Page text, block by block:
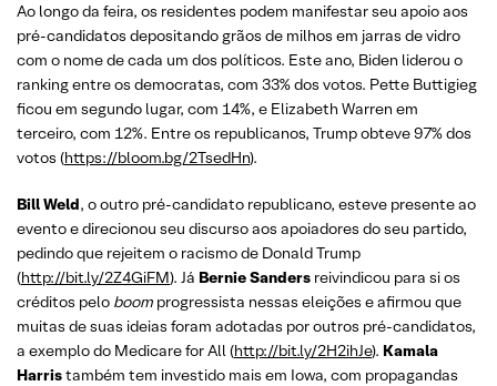
Ao longo da feira, os residentes podem manifestar seu apoio aos
pré-candidatos depositando grãos de milhos em jarras de vidro
com o nome de cada um dos políticos. Este ano, Biden liderou o
ranking entre os democratas, com 33% dos votos. Pette Buttigieg
ficou em segundo lugar, com 14%, e Elizabeth Warren em
terceiro, com 12%. Entre os republicanos, Trump obteve 97% dos
votos (https://bloom.bg/2TsedHn).
Bill Weld, o outro pré-candidato republicano, esteve presente ao
evento e direcionou seu discurso aos apoiadores do seu partido,
pedindo que rejeitem o racismo de Donald Trump
(http://bit.ly/2Z4GiFM). Já Bernie Sanders reivindicou para si os
créditos pelo boom progressista nessas eleições e afirmou que
muitas de suas ideias foram adotadas por outros pré-candidatos,
a exemplo do Medicare for All (http://bit.ly/2H2ihJe). Kamala
Harristambém tem investido mais em Iowa, com propagandas